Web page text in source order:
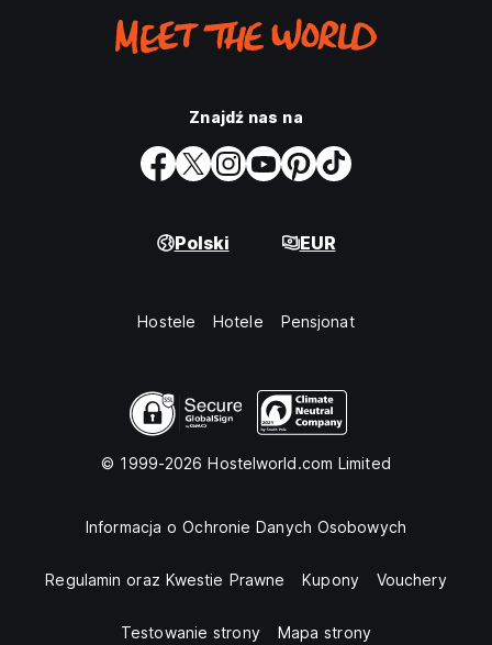
Znajdź nas na
Polski EUR
Hostele Hotele Pensjonat
© 1999-2026 Hostelworld.com Limited
Informacja o Ochronie Danych Osobowych
Regulamin oraz Kwestie Prawne Kupony Vouchery
Testowanie strony Mapa strony